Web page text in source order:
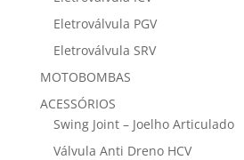
Eletroválvula PGV
Eletroválvula SRV
MOTOBOMBAS
ACESSÓRIOS
Swing Joint – Joelho Articulado
Válvula Anti Dreno HCV